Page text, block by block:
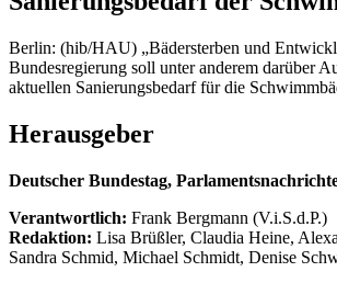
Berlin: (hib/HAU) „Bädersterben und
Bundesregierung soll unter anderem darüber
aktuellen Sanierungsbedarf für die
Herausgeber
Deutscher Bundestag,
Verantwortlich: Frank Bergmann (V.i.S.d.P.)
Redaktion: Lisa Brüßler, Claudia Heine,
Sandra Schmid, Michael Schmidt, Denise